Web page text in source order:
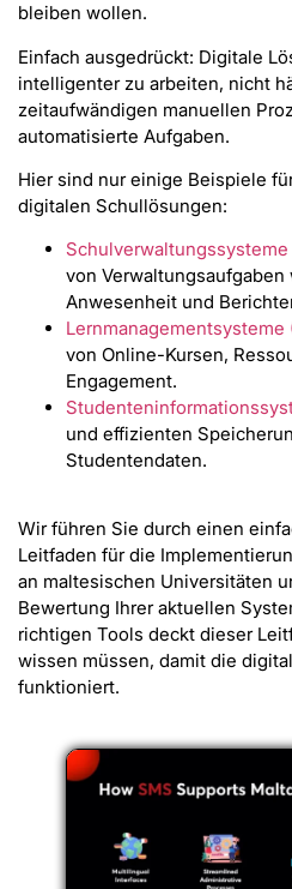
bleiben wollen.
Einfach ausgedrückt: Digitale
intelligenter zu arbeiten, nicht
zeitaufwändigen manuellen
automatisierte Aufgaben.
Hier sind nur einige Beispiele
digitalen Schullösungen:
Schulverwaltungssysteme
von
Anwesenheit und
Lernmanagementsysteme
von Online-Kursen,
Engagement.
und effizienten
Studentendaten.
Wir führen Sie durch einen
Leitfaden für die
an maltesischen Universitäten
Bewertung Ihrer aktuellen
richtigen Tools deckt dieser
wissen müssen, damit die
funktioniert.